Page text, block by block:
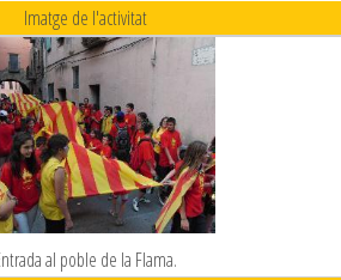
Imatge de l'activitat
al poble de la Flama.